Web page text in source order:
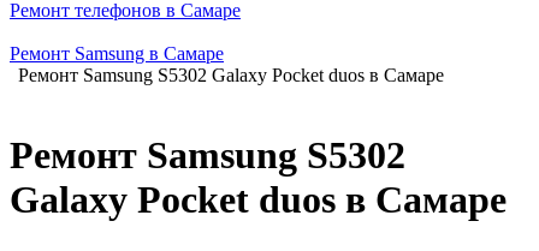
Ремонт телефонов в Самаре
Ремонт Samsung в Самаре
Ремонт Samsung S5302 Galaxy Pocket duos в Самаре
Ремонт Samsung S5302
Galaxy Pocket duos в Самаре